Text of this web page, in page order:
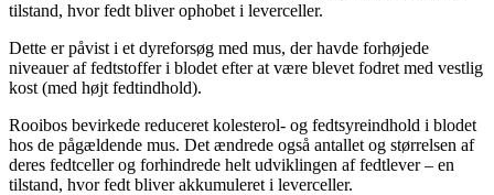
tilstand, hvor fedt bliver ophobet i leverceller.
Dette er påvist i et dyreforsøg med mus, der havde forhøjede
niveauer af fedtstoffer i blodet efter at være blevet fodret med vestlig
kost (med højt fedtindhold).
Rooibos bevirkede reduceret kolesterol- og fedtsyreindhold i blodet
hos de pågældende mus. Det ændrede også antallet og størrelsen af ​​
deres fedtceller og forhindrede helt udviklingen af ​​fedtlever – en
tilstand, hvor fedt bliver akkumuleret i leverceller.